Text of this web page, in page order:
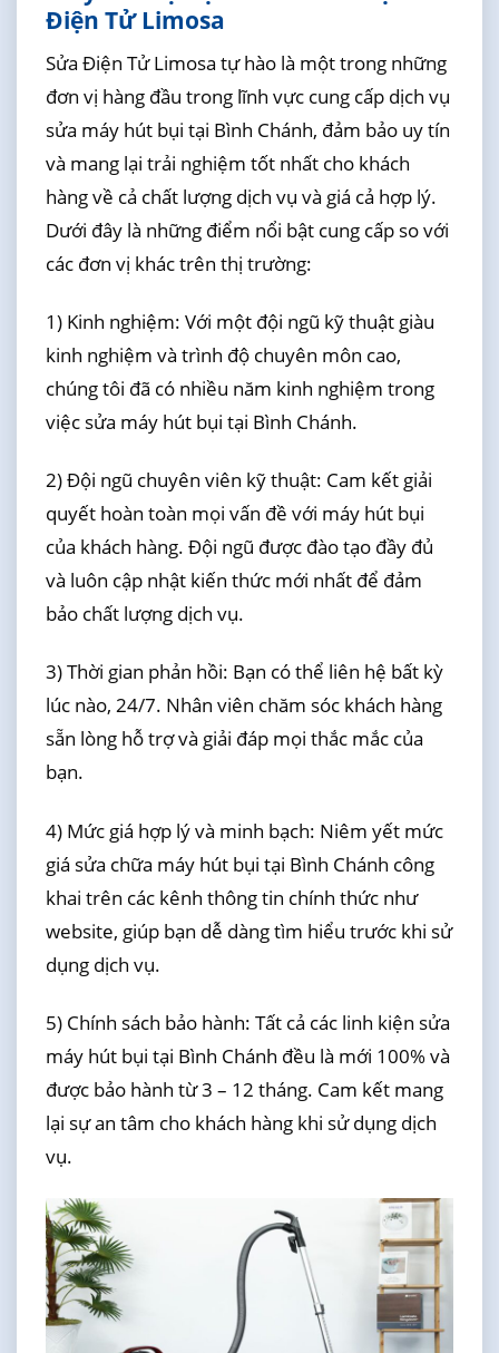
Điện Tử Limosa
Sửa Điện Tử Limosa tự hào là một trong những
đơn vị hàng đầu trong lĩnh vực cung cấp dịch vụ
sửa máy hút bụi tại Bình Chánh, đảm bảo uy tín
và mang lại trải nghiệm tốt nhất cho khách
hàng về cả chất lượng dịch vụ và giá cả hợp lý.
Dưới đây là những điểm nổi bật cung cấp so với
các đơn vị khác trên thị trường:
1) Kinh nghiệm: Với một đội ngũ kỹ thuật giàu
kinh nghiệm và trình độ chuyên môn cao,
chúng tôi đã có nhiều năm kinh nghiệm trong
việc sửa máy hút bụi tại Bình Chánh.
2) Đội ngũ chuyên viên kỹ thuật: Cam kết giải
quyết hoàn toàn mọi vấn đề với máy hút bụi
của khách hàng. Đội ngũ được đào tạo đầy đủ
và luôn cập nhật kiến thức mới nhất để đảm
bảo chất lượng dịch vụ.
3) Thời gian phản hồi: Bạn có thể liên hệ bất kỳ
lúc nào, 24/7. Nhân viên chăm sóc khách hàng
sẵn lòng hỗ trợ và giải đáp mọi thắc mắc của
bạn.
4) Mức giá hợp lý và minh bạch: Niêm yết mức
giá sửa chữa máy hút bụi tại Bình Chánh công
khai trên các kênh thông tin chính thức như
website, giúp bạn dễ dàng tìm hiểu trước khi sử
dụng dịch vụ.
5) Chính sách bảo hành: Tất cả các linh kiện sửa
máy hút bụi tại Bình Chánh đều là mới 100% và
được bảo hành từ 3 – 12 tháng. Cam kết mang
lại sự an tâm cho khách hàng khi sử dụng dịch
vụ.